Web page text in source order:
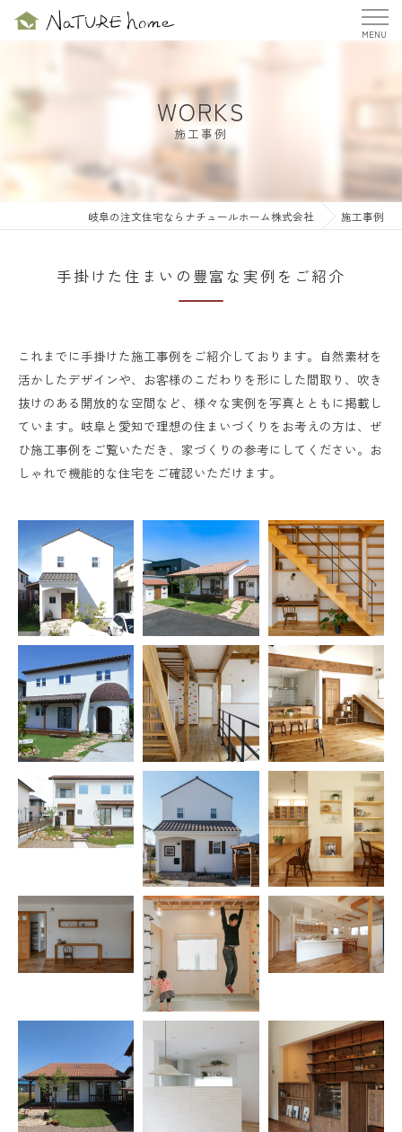
WORKS
施工事例
岐阜の注文住宅ならナチュールホーム株式会社 施工事例
手掛けた住まいの豊富な実例をご紹介
これまでに手掛けた施工事例をご紹介しております。自然素材を
活かしたデザインや、お客様のこだわりを形にした間取り、吹き
抜けのある開放的な空間など、様々な実例を写真とともに掲載し
ています。岐阜と愛知で理想の住まいづくりをお考えの方は、ぜ
ひ施工事例をご覧いただき、家づくりの参考にしてください。お
しゃれで機能的な住宅をご確認いただけます。